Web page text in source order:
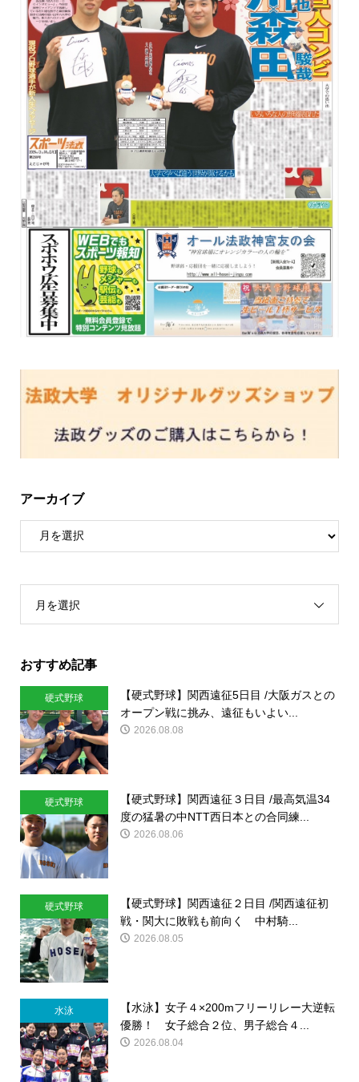
アーカイブ
月を選択
おすすめ記事
硬式野球
【硬式野球】関西遠征5日目 /大阪ガスとの
オープン戦に挑み、遠征もいよい...
2026.08.08
硬式野球
【硬式野球】関西遠征３日目 /最高気温34
度の猛暑の中NTT西日本との合同練...
2026.08.06
硬式野球
【硬式野球】関西遠征２日目 /関西遠征初
戦・関大に敗戦も前向く 中村騎...
2026.08.05
水泳
【水泳】女子４×200mフリーリレー大逆転
優勝！ 女子総合２位、男子総合４...
2026.08.04